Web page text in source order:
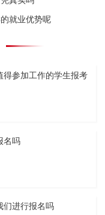
就业优势呢
得参加工作的学生报考
名吗
们进行报名吗